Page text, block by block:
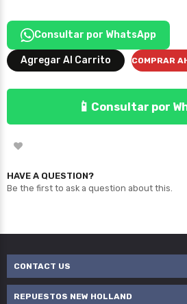
Consultar por WhatsApp
Agregar Al Carrito COMPRAR
📱 Consultar por
HAVE A QUESTION?
Be the first to ask a question about this.
CONTACT US
REPUESTOS NEW HOLLAND